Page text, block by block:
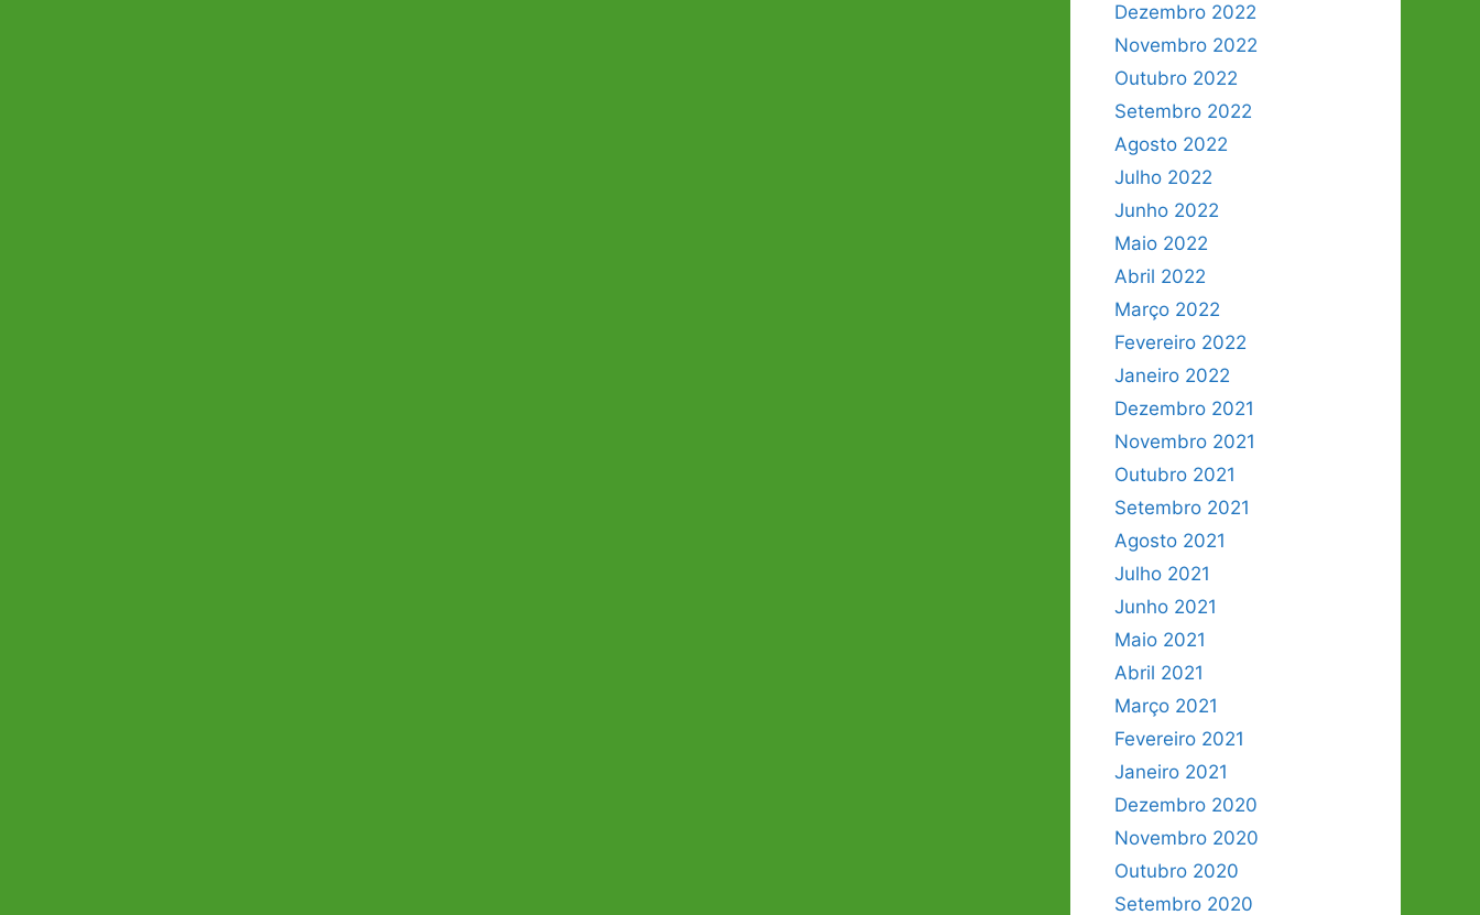
Dezembro 2022
Novembro 2022
Outubro 2022
Setembro 2022
Agosto 2022
Julho 2022
Junho 2022
Maio 2022
Abril 2022
Março 2022
Fevereiro 2022
Janeiro 2022
Dezembro 2021
Novembro 2021
Outubro 2021
Setembro 2021
Agosto 2021
Julho 2021
Junho 2021
Maio 2021
Abril 2021
Março 2021
Fevereiro 2021
Janeiro 2021
Dezembro 2020
Novembro 2020
Outubro 2020
Setembro 2020